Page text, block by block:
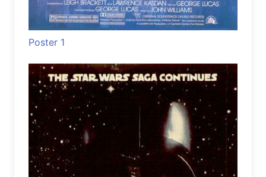
Poster 1